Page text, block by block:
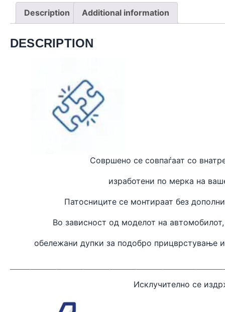
Description Additional information
DESCRIPTION
Совршено се совпаѓаат со
изработени по мерка на
Патосниците се монтираат без
Во зависност од моделот на
обележани дупки за подобро прицврстување
Исклучително се